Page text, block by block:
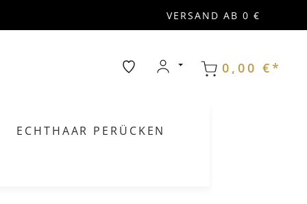
VERSAND AB 0 €
0,00 €*
ECHTHAAR PERÜCKEN